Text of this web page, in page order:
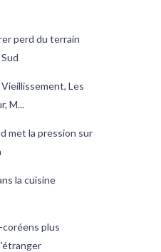
perd du terrain
Les
M...
met la pression sur
la cuisine
plus